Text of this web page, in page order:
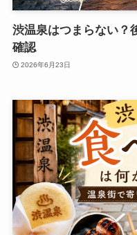
渋温泉はつまらない？
確認
2026年6月23日